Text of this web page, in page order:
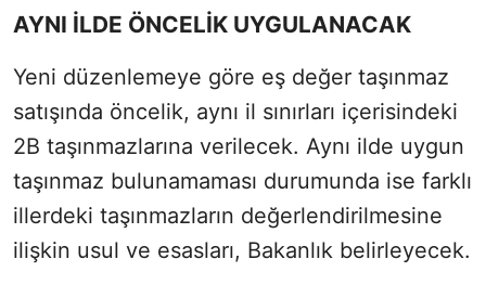
AYNI İLDE ÖNCELİK UYGULANACAK
Yeni düzenlemeye göre eş değer taşınmaz
satışında öncelik, aynı il sınırları içerisindeki
2B taşınmazlarına verilecek. Aynı ilde uygun
taşınmaz bulunamaması durumunda ise farklı
illerdeki taşınmazların değerlendirilmesine
ilişkin usul ve esasları, Bakanlık belirleyecek.